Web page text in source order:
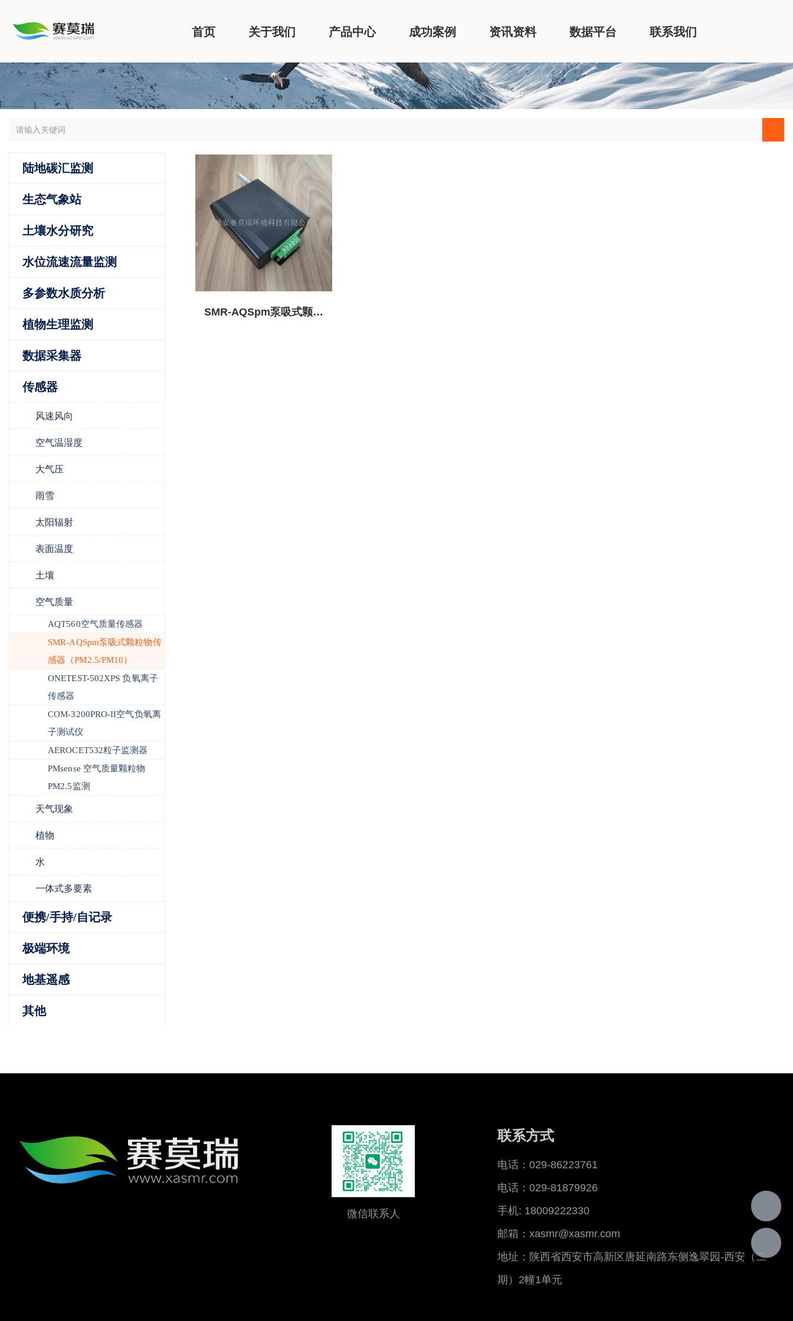
首页 关于我们 产品中心 成功案例 资讯资料 数据平台 联系我们
陆地碳汇监测
生态气象站
土壤水分研究
水位流速流量监测
多参数水质分析
植物生理监测
数据采集器
传感器
风速风向
空气温湿度
大气压
雨雪
太阳辐射
表面温度
土壤
空气质量
AQT560空气质量传感器
SMR-AQSpm泵吸式颗粒物传
感器（PM2.5/PM10）
ONETEST-502XPS 负氧离子
传感器
COM-3200PRO-II空气负氧离
子测试仪
AEROCET532粒子监测器
PMsense 空气质量颗粒物
PM2.5监测
天气现象
植物
水
一体式多要素
便携/手持/自记录
极端环境
地基遥感
其他
SMR-AQSpm泵吸式颗粒
微信联系人
联系方式
电话：029-86223761
电话：029-81879926
手机: 18009222330
邮箱：xasmr@xasmr.com
地址：陕西省西安市高新区唐延南路东侧逸翠园-西安（二
期）2幢1单元